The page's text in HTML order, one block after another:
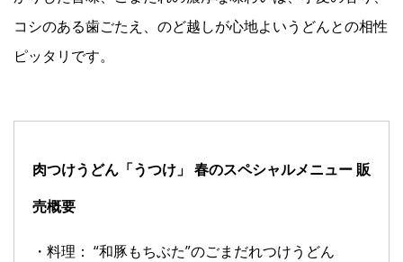
コシのある歯ごたえ、のど越しが心地よいうどんとの相性
ピッタリです。
肉つけうどん「うつけ」 春のスペシャルメニュー 販
売概要
・料理： “和豚もちぶた”のごまだれつけうどん